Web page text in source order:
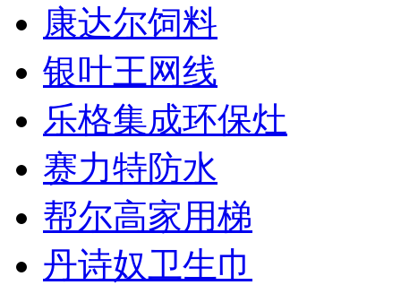
康达尔饲料
银叶王网线
乐格集成环保灶
赛力特防水
帮尔高家用梯
丹诗奴卫生巾